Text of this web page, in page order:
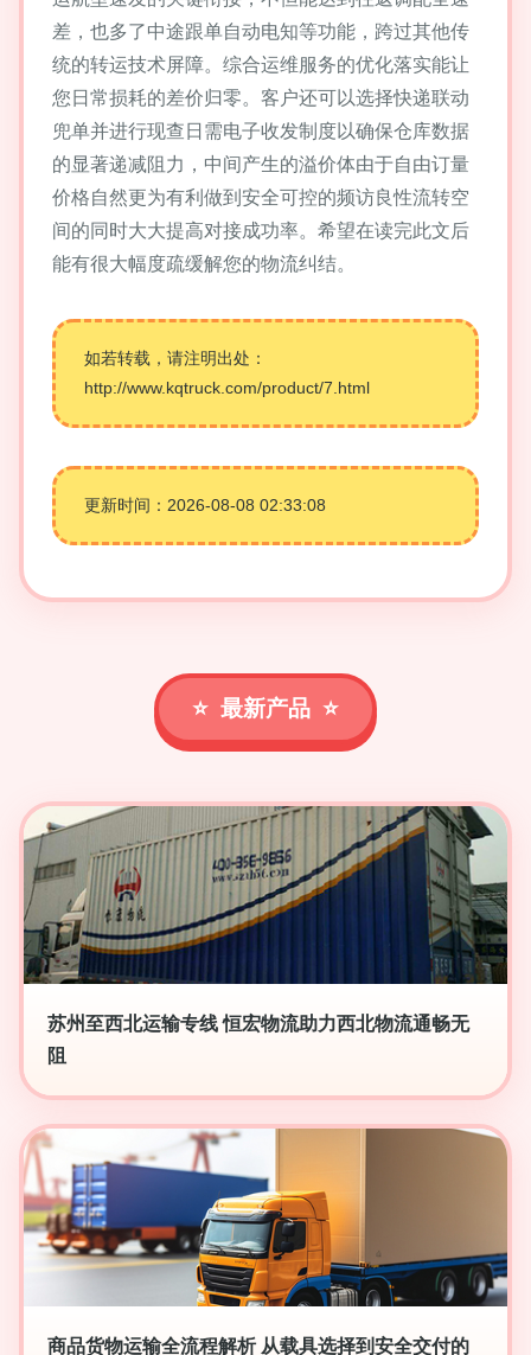
差，也多了中途跟单自动电知等功能，跨过其他传
统的转运技术屏障。综合运维服务的优化落实能让
您日常损耗的差价归零。客户还可以选择快递联动
兜单并进行现查日需电子收发制度以确保仓库数据
的显著递减阻力，中间产生的溢价体由于自由订量
价格自然更为有利做到安全可控的频访良性流转空
间的同时大大提高对接成功率。希望在读完此文后
能有很大幅度疏缓解您的物流纠结。
如若转载，请注明出处：
http://www.kqtruck.com/product/7.html
更新时间：2026-08-08 02:33:08
最新产品
苏州至西北运输专线 恒宏物流助力西北物流通畅无
阻
商品货物运输全流程解析 从载具选择到安全交付的